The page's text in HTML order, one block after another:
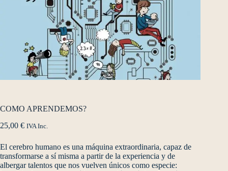
COMO APRENDEMOS?
25,00 € IVA Inc.
El cerebro humano es una máquina extraordinaria, capaz de
transformarse a sí misma a partir de la experiencia y de
albergar talentos que nos vuelven únicos como especie: